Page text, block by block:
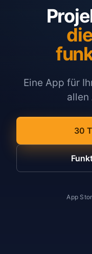
Eine App für
allen
30
App